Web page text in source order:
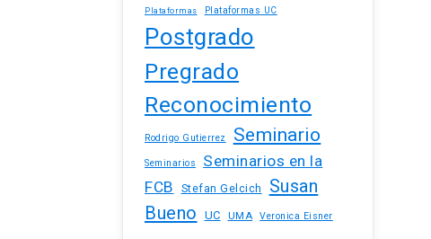
Plataformas Plataformas UC
Postgrado
Pregrado
Reconocimiento
Rodrigo Gutierrez Seminario
Seminarios
Seminarios en la
FCB
Stefan Gelcich
Susan
Bueno
UC UMA Veronica Eisner